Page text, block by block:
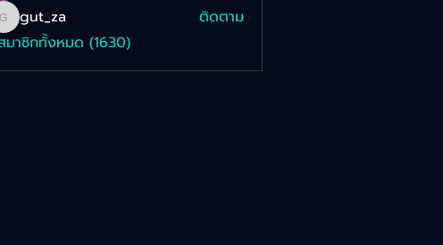
gut_zagut_za
ติดตาม
มาชิกทั้งหมด (1630)